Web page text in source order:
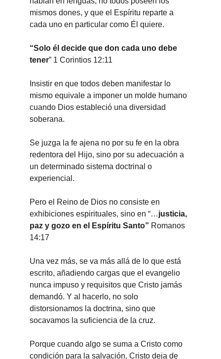
mismos dones, y que el Espíritu reparte a
cada uno en particular como Él quiere.
“Solo él decide que don cada uno debe
tener” 1 Corintios 12:11
Insistir en que todos deben manifestar lo
mismo equivale a imponer un molde humano
cuando Dios estableció una diversidad
soberana.
Se juzga la fe ajena no por su fe en la obra
redentora del Hijo, sino por su adecuación a
un determinado sistema doctrinal o
experiencial.
Pero el Reino de Dios no consiste en
exhibiciones espirituales, sino en “…justicia,
paz y gozo en el Espíritu Santo” Romanos
14:17
Una vez más, se va más allá de lo que está
escrito, añadiendo cargas que el evangelio
nunca impuso y requisitos que Cristo jamás
demandó. Y al hacerlo, no solo
distorsionamos la doctrina, sino que
socavamos la suficiencia de la cruz.
Porque cuando algo se suma a Cristo como
condición para la salvación, Cristo deja de